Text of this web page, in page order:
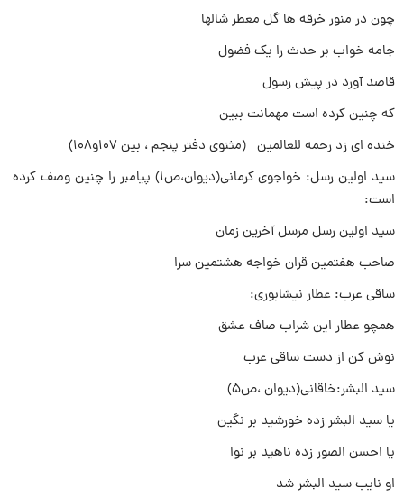
چون در منور خرقه ها گل معطر شالها
جامه خواب بر حدث را یک فضول
قاصد آورد در پیش رسول
که چنین کرده است مهمانت ببین
خنده ای زد رحمه للعالمین (مثنوی دفتر پنجم ، بین ۱۰۷و۱۰۸)
سید اولین رسل: خواجوی کرمانی(دیوان،ص۱) پیامبر را چنین وصف کرده
است:
سید اولین رسل مرسل آخرین زمان
صاحب هفتمین قران خواجه هشتمین سرا
ساقی عرب: عطار نیشابوری:
همچو عطار این شراب صاف عشق
نوش کن از دست ساقی عرب
سید البشر:خاقانی(دیوان ،ص۵)
یا سید البشر زده خورشید بر نگین
یا احسن الصور زده ناهید بر نوا
او نایب سید البشر شد